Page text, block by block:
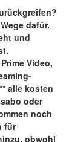
dafür.
und
Video,
alle kosten
oder
noch
für
obwohl